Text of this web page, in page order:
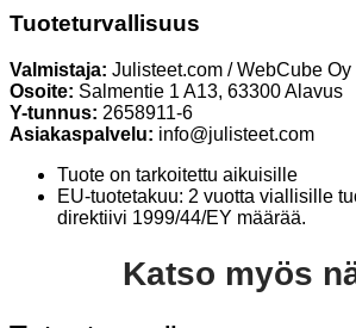
Tuoteturvallisuus
Valmistaja: Julisteet.com / WebCube Oy
Osoite: Salmentie 1 A13, 63300 Alavus
Y-tunnus: 2658911-6
Asiakaspalvelu: info@julisteet.com
Tuote on tarkoitettu aikuisille
EU-tuotetakuu: 2 vuotta viallisille
direktiivi 1999/44/EY määrää.
Katso myös